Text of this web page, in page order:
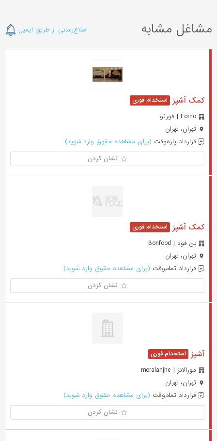
مشاغل مشابه اطلاع‌رسانی از طریق ایمیل
کمک آشپز
Forno | فورنو
تهران، تهران
قرارداد پاره‌وقت (برای مشاهده حقوق وارد شوید)
نشان کردن
کمک آشپز
بن فود | Bonfood
تهران، تهران
قرارداد تمام‌وقت (برای مشاهده حقوق وارد شوید)
نشان کردن
آشپز
مورالانژ | moralanjhe
تهران، تهران
قرارداد تمام‌وقت (برای مشاهده حقوق وارد شوید)
نشان کردن